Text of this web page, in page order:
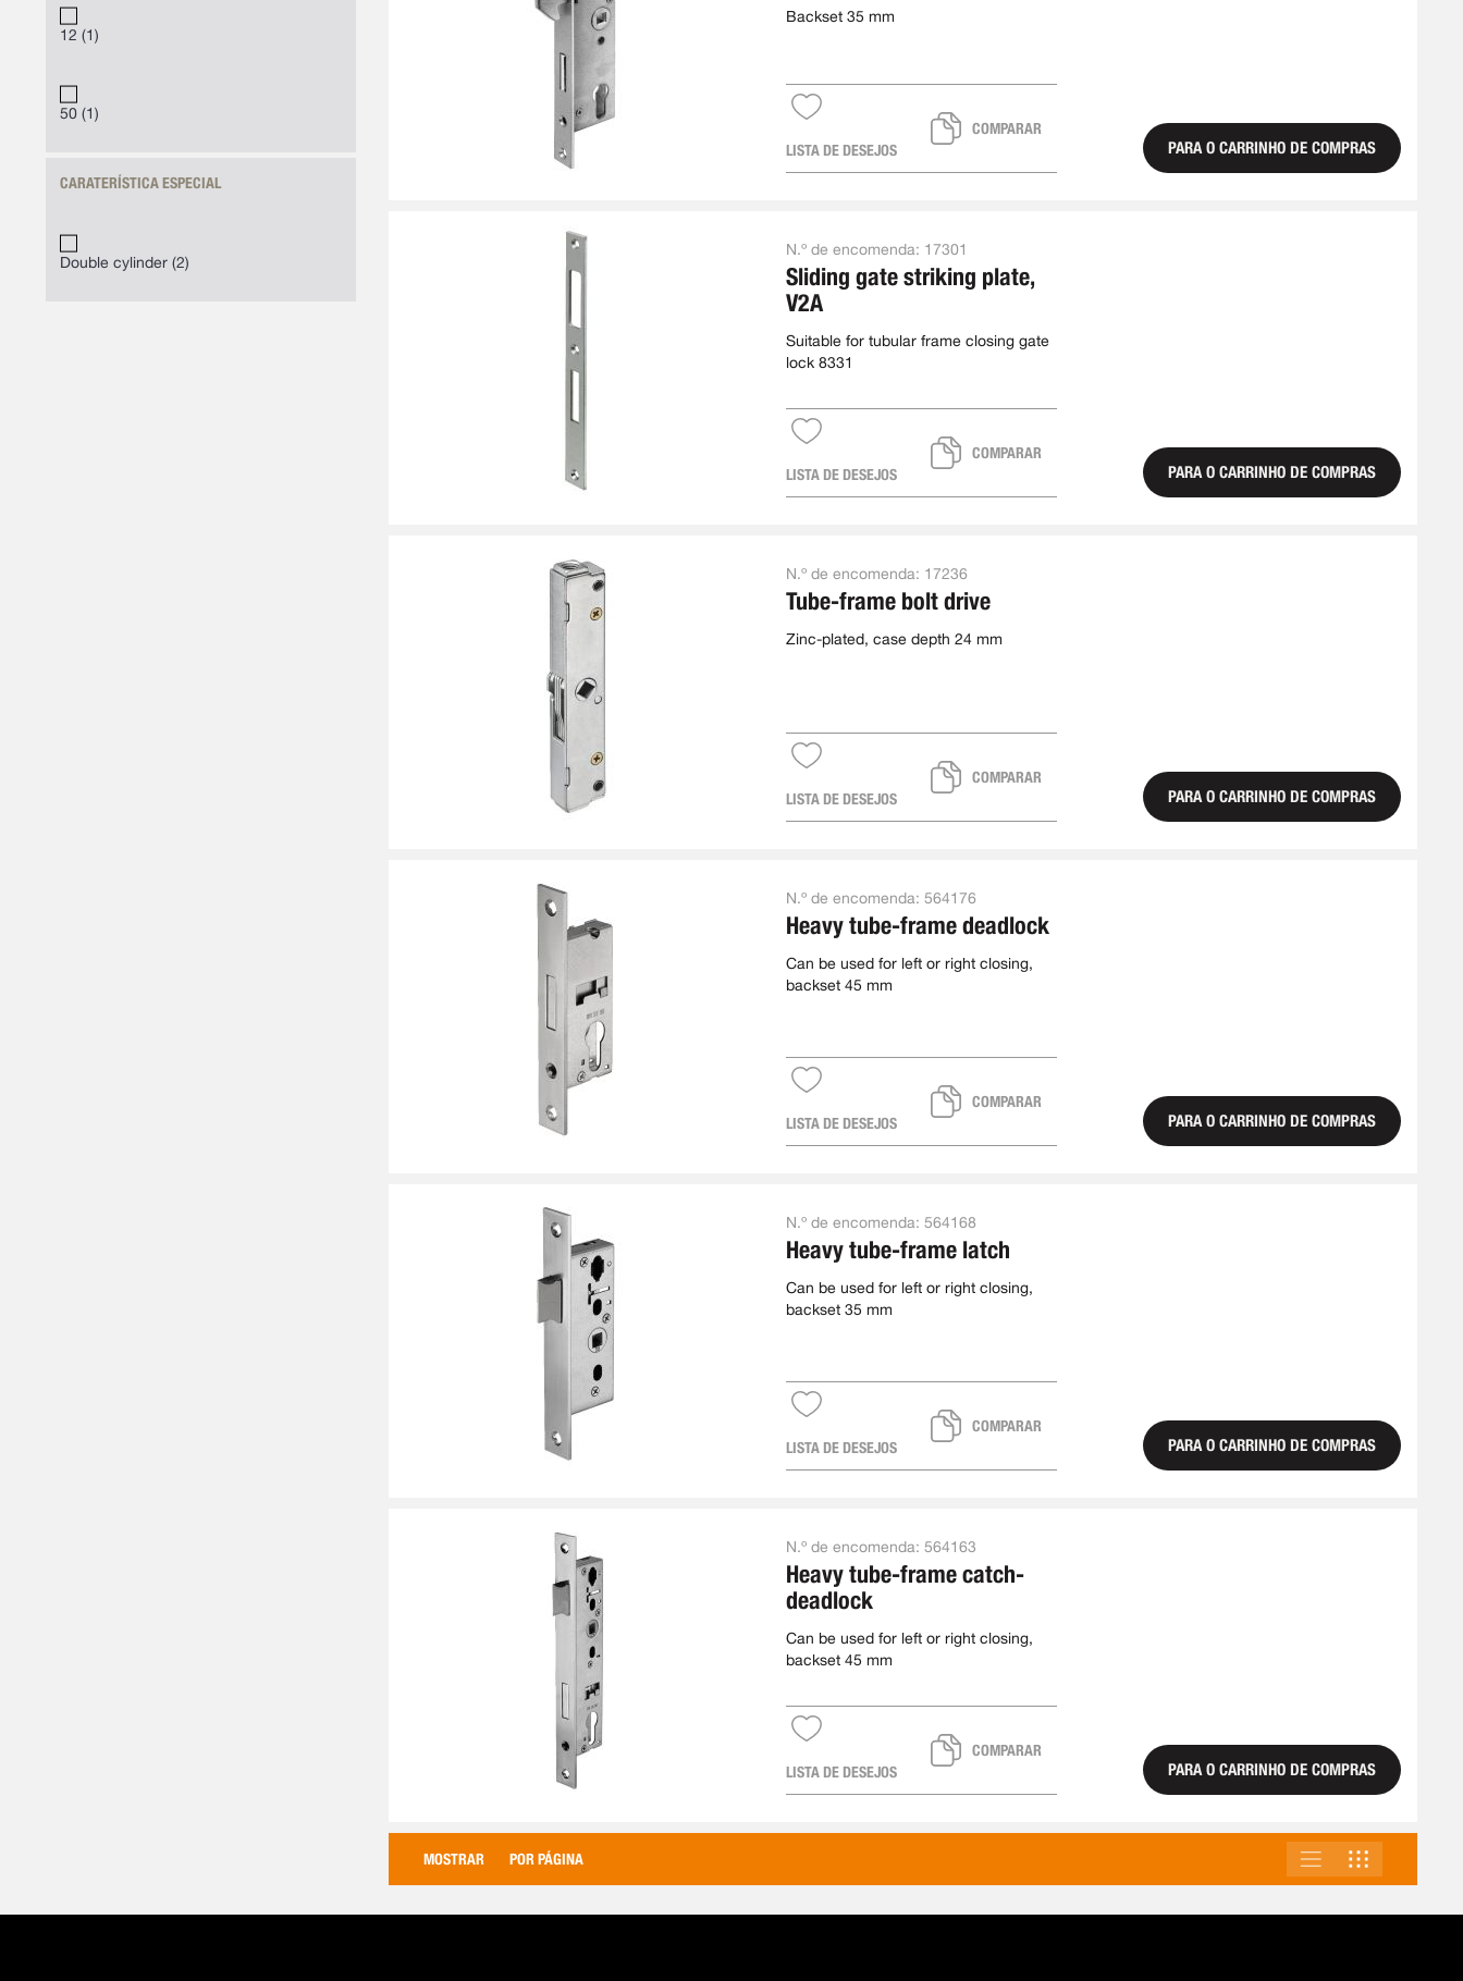
12 1
50 1
CARATERÍSTICA ESPECIAL
Double cylinder 2
Backset 35 mm
LISTA DE DESEJOS
COMPARAR
PARA O CARRINHO DE COMPRAS
N.º de encomenda: 17301
Sliding gate striking plate,
V2A
Suitable for tubular frame closing gate
lock 8331
LISTA DE DESEJOS
COMPARAR
PARA O CARRINHO DE COMPRAS
N.º de encomenda: 17236
Tube-frame bolt drive
Zinc-plated, case depth 24 mm
LISTA DE DESEJOS
COMPARAR
PARA O CARRINHO DE COMPRAS
N.º de encomenda: 564176
Heavy tube-frame deadlock
Can be used for left or right closing,
backset 45 mm
LISTA DE DESEJOS
COMPARAR
PARA O CARRINHO DE COMPRAS
N.º de encomenda: 564168
Heavy tube-frame latch
Can be used for left or right closing,
backset 35 mm
LISTA DE DESEJOS
COMPARAR
PARA O CARRINHO DE COMPRAS
N.º de encomenda: 564163
Heavy tube-frame catch-
deadlock
Can be used for left or right closing,
backset 45 mm
LISTA DE DESEJOS
COMPARAR
PARA O CARRINHO DE COMPRAS
MOSTRAR POR PÁGINA
VER
LISTA